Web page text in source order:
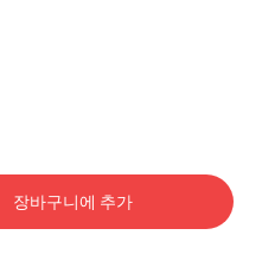
장바구니에 추가